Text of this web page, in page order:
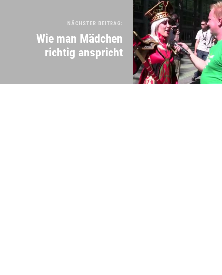
NÄCHSTER BEITRAG:
Wie man Mädchen
richtig anspricht